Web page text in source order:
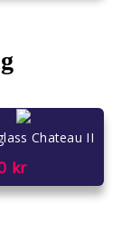
Chateau II
kr